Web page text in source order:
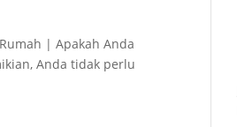
| Apakah Anda
Anda tidak perlu